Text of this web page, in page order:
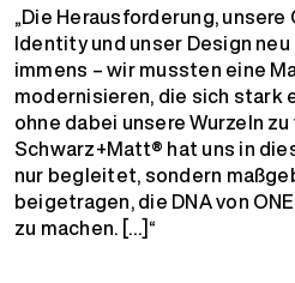
„Die Herausforderung,
Identity und unser Design
immens – wir mussten eine
modernisieren, die sich stark
ohne dabei unsere Wurzeln
Schwarz+Matt® hat uns in
nur begleitet, sondern
beigetragen, die DNA von
zu machen. […]“